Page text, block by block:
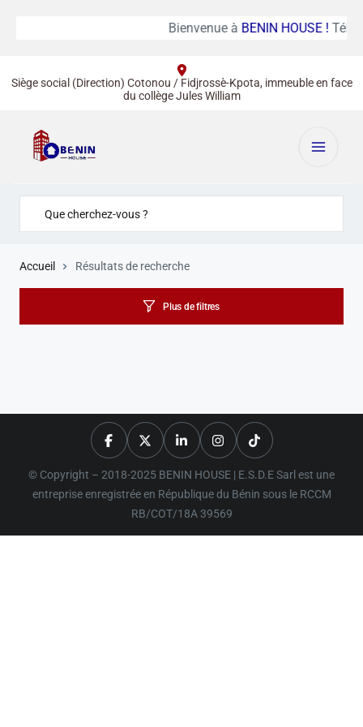
Bienvenue à BENIN HOUSE !Tél :
Siège social (Direction) Cotonou / Fidjrossè-Kpota, immeuble en face
du collège Jules William
Accueil Résultats de recherche
Plus de filtres
© Copyright – 2018-2025 BENIN HOUSE | E.S.D.E Sarl est une
entreprise enregistrée en République du Bénin sous le RCCM
RB/COT/18A 39569